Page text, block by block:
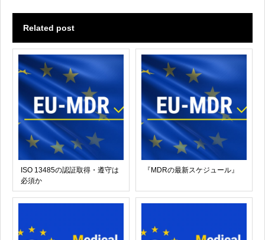
Related post
ISO 13485の認証取得・遵守は
必須か
『MDRの最新スケジュール』